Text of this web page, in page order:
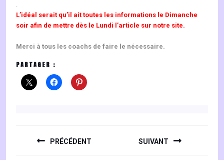
.
L’idéal serait qu’il ait toutes les informations le Dimanche
soir afin de mettre dès le Lundi l’article sur notre site.
Merci à tous les coachs de faire le nécessaire.
PARTAGER :
PRÉCÉDENT SUIVANT